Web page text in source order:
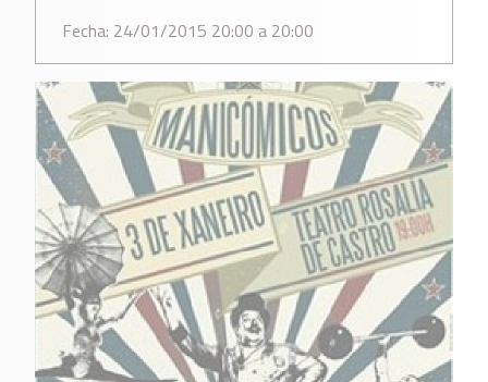
Fecha: 24/01/2015 20:00 a 20:00